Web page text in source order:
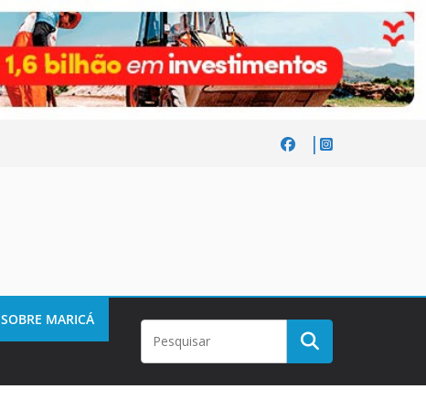
SOBRE MARICÁ